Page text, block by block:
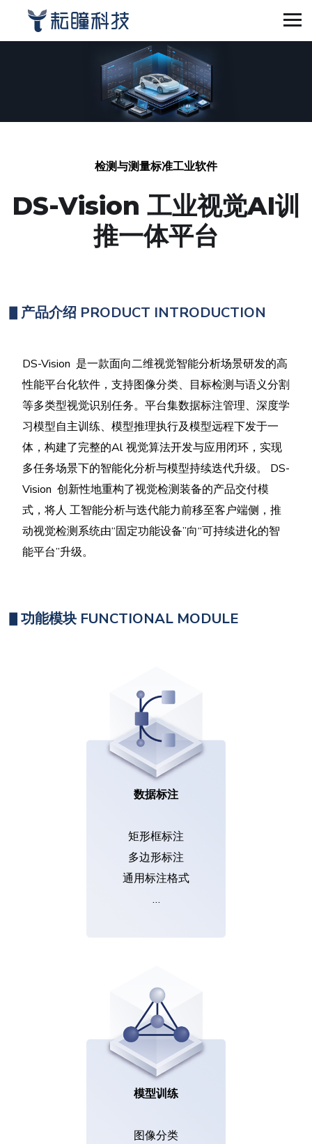
检测与测量标准工业软件
DS-Vision 工业视觉AI训
推一体平台
▋产品介绍 PRODUCT INTRODUCTION
DS-Vision 是一款面向二维视觉智能分析场景研发的高
性能平台化软件，支持图像分类、目标检测与语义分割
等多类型视觉识别任务。平台集数据标注管理、深度学
习模型自主训练、模型推理执行及模型远程下发于一
体，构建了完整的Al 视觉算法开发与应用闭环，实现
多任务场景下的智能化分析与模型持续迭代升级。 DS-
Vision 创新性地重构了视觉检测装备的产品交付模
式，将人 工智能分析与迭代能力前移至客户端侧，推
动视觉检测系统由“固定功能设备”向“可持续进化的智
能平台”升级。
▋功能模块 FUNCTIONAL MODULE
数据标注
矩形框标注
多边形标注
通用标注格式
…
模型训练
图像分类